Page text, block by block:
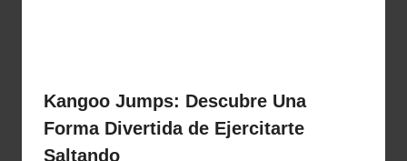
Kangoo Jumps: Descubre Una
Forma Divertida de Ejercitarte
Saltando